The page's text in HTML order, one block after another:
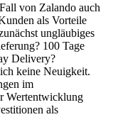
von Zalando auch
als Vorteile
ungläubiges
100 Tage
Delivery?
keine Neuigkeit.
im
Wertentwicklung
als